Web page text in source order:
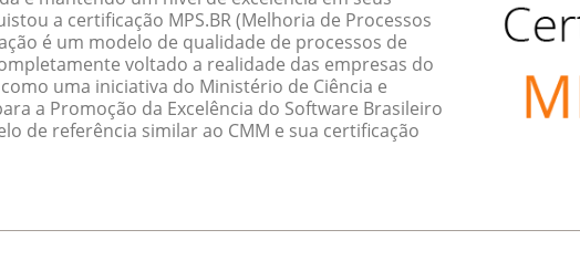
a certificação MPS.BR (Melhoria de Processos
é um modelo de qualidade de processos de
voltado a realidade das empresas do
uma iniciativa do Ministério de Ciência e
a Promoção da Excelência do Software Brasileiro
de referência similar ao CMM e sua certificação